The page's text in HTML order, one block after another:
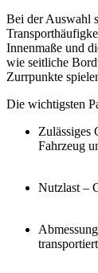
Bei der Auswahl
Innenmaße und
wie seitliche
Zurrpunkte
Die wichtigsten
Zulässiges
Fahrzeug
Nutzlast –